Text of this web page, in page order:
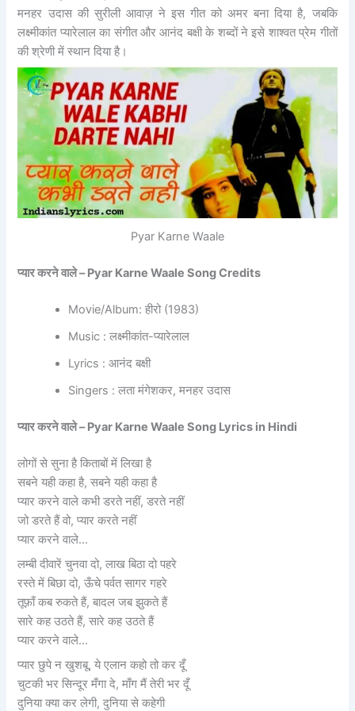
मनहर उदास की सुरीली आवाज़ ने इस गीत को अमर बना दिया है, जबकि
लक्ष्मीकांत प्यारेलाल का संगीत और आनंद बक्षी के शब्दों ने इसे शाश्वत प्रेम गीतों
की श्रेणी में स्थान दिया है।
Pyar Karne Waale
प्यार करने वाले – Pyar Karne Waale Song Credits
Movie/Album: हीरो (1983)
Music : लक्ष्मीकांत-प्यारेलाल
Lyrics : आनंद बक्षी
Singers : लता मंगेशकर, मनहर उदास
प्यार करने वाले – Pyar Karne Waale Song Lyrics in Hindi
लोगों से सुना है किताबों में लिखा है
सबने यही कहा है, सबने यही कहा है
प्यार करने वाले कभी डरते नहीं, डरते नहीं
जो डरते हैं वो, प्यार करते नहीं
प्यार करने वाले…
लम्बी दीवारें चुनवा दो, लाख बिठा दो पहरे
रस्ते में बिछा दो, ऊँचे पर्वत सागर गहरे
तूफ़ाँ कब रुकते हैं, बादल जब झुकते हैं
सारे कह उठते हैं, सारे कह उठते हैं
प्यार करने वाले…
प्यार छुपे न खुशबू, ये एलान कहो तो कर दूँ
चुटकी भर सिन्दूर मँगा दे, माँग मैं तेरी भर दूँ
दुनिया क्या कर लेगी, दुनिया से कहेगी